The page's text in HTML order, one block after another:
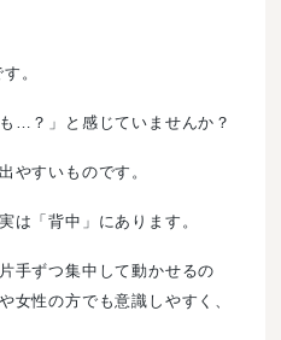
。
…？」と感じていませんか？
やすいものです。
は「背中」にあります。
手ずつ集中して動かせるの
女性の方でも意識しやすく、